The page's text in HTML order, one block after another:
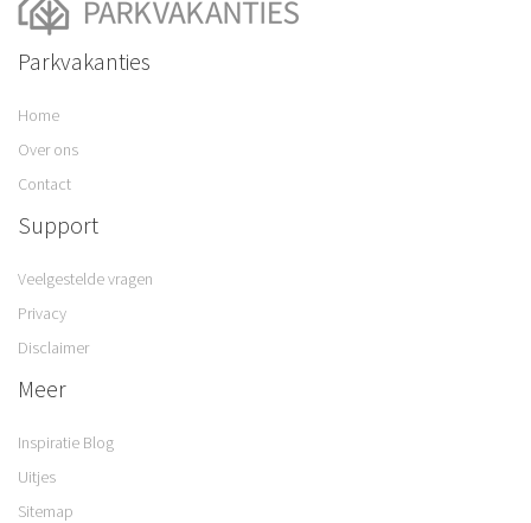
Parkvakanties
Home
Over ons
Contact
Support
Veelgestelde vragen
Privacy
Disclaimer
Meer
Inspiratie Blog
Uitjes
Sitemap